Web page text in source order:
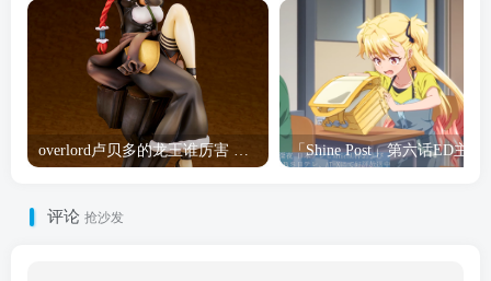
overlord卢贝多的龙王谁厉害 「Overlord」露普斯蕾琪娜·贝塔手办开订
评论 抢沙发